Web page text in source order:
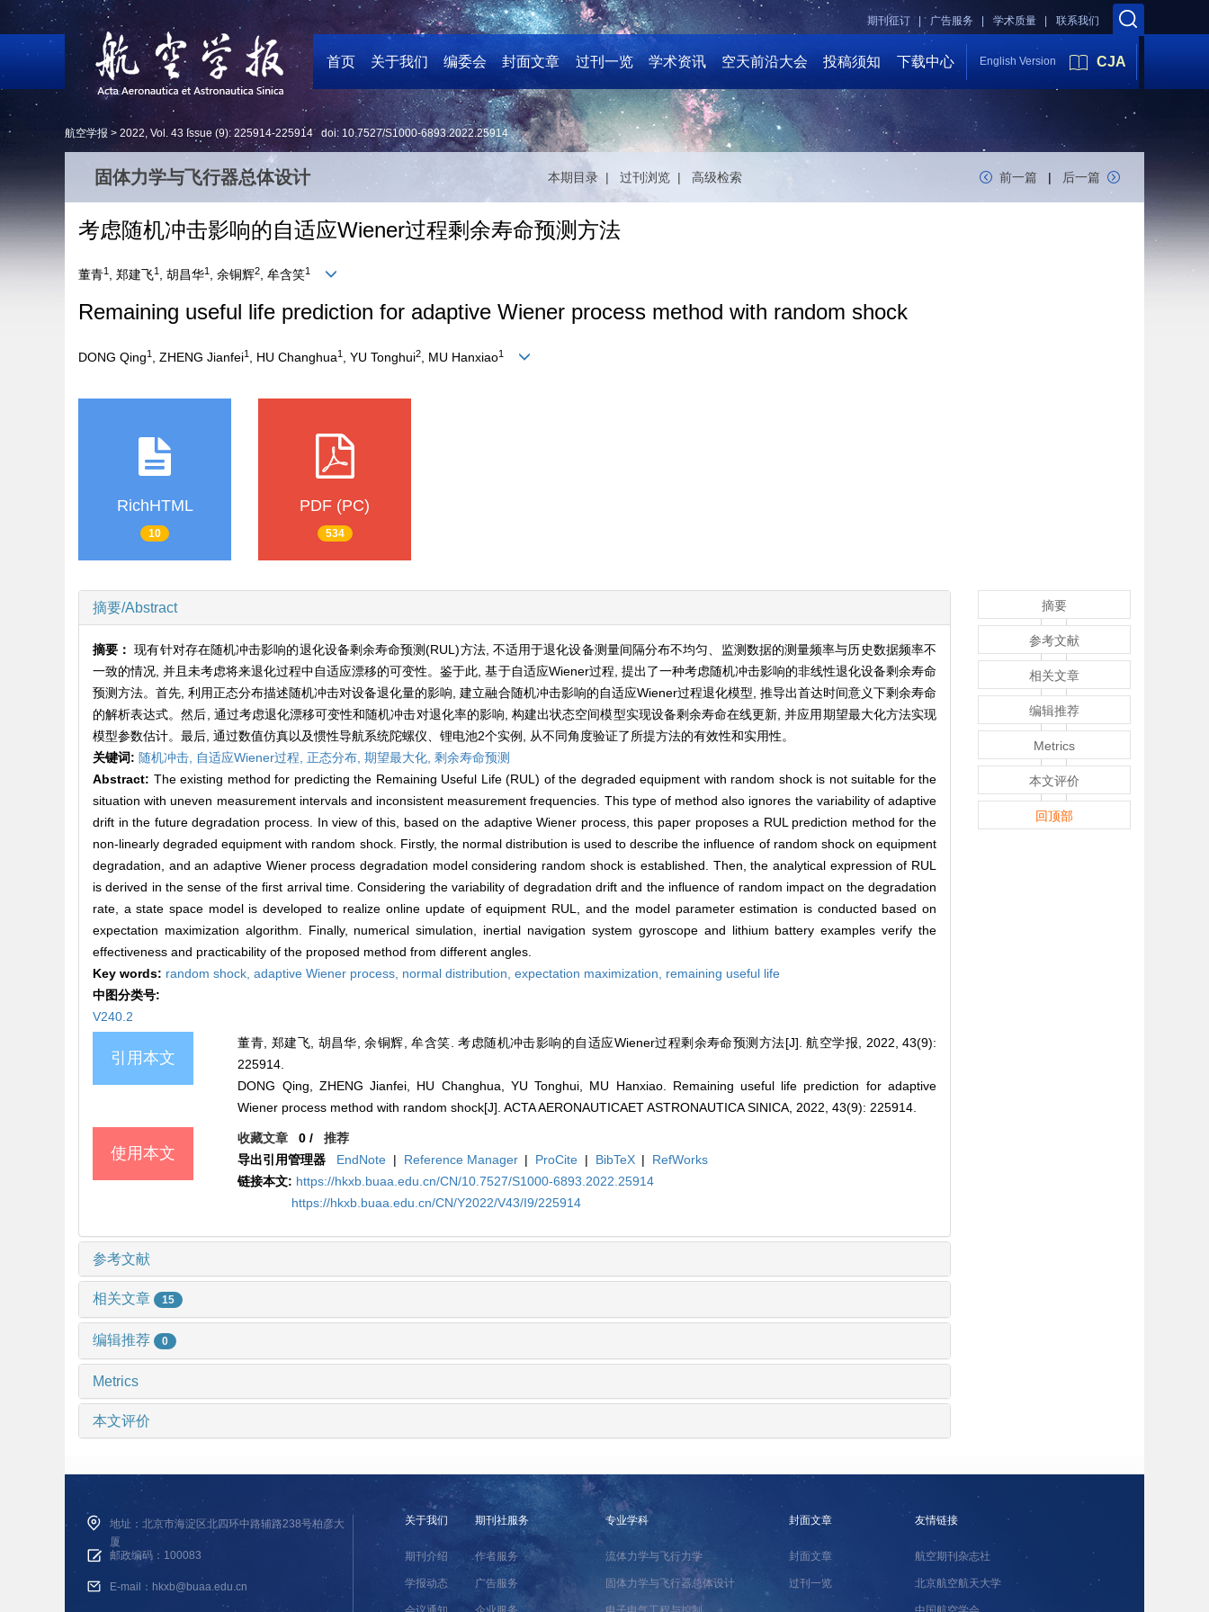
联系我们
学术质量 |
广告服务 |
期刊征订 |
首页 关于我们 编委会 封面文章 过刊一览 学术资讯 空天前沿大会 投稿须知 下载中心 English Version CJA
航空学报 > 2022, Vol. 43 Issue (9): 225914-225914 doi:10.7527/S1000-6893.2022.25914
固体力学与飞行器总体设计 本期目录 | 过刊浏览 | 高级检索 前一篇 | 后一篇
考虑随机冲击影响的自适应Wiener过程剩余寿命预测方法
董青1 , 郑建飞1 , 胡昌华1 , 余铜辉2, 牟含笑1
Remaining useful life prediction for adaptive Wiener process method with random shock
DONG Qing1 , ZHENG Jianfei1 , HU Changhua1 , YU Tonghui2 , MU Hanxiao1
RichHTML
10
PDF (PC)
534
摘要/Abstract
摘要：现有针对存在随机冲击影响的退化设备剩余寿命预测(RUL)方法, 不适用于退化设备测量间隔分布不均匀、监测数据的测量频率与历史数据频率不
一致的情况, 并且未考虑将来退化过程中自适应漂移的可变性。鉴于此, 基于自适应Wiener过程, 提出了一种考虑随机冲击影响的非线性退化设备剩余寿命
预测方法。首先, 利用正态分布描述随机冲击对设备退化量的影响, 建立融合随机冲击影响的自适应Wiener过程退化模型, 推导出首达时间意义下剩余寿命
的解析表达式。然后, 通过考虑退化漂移可变性和随机冲击对退化率的影响, 构建出状态空间模型实现设备剩余寿命在线更新, 并应用期望最大化方法实现
模型参数估计。最后, 通过数值仿真以及惯性导航系统陀螺仪、锂电池2个实例, 从不同角度验证了所提方法的有效性和实用性。
关键词: 随机冲击, 自适应Wiener过程, 正态分布, 期望最大化, 剩余寿命预测
Abstract: The existing method for predicting the Remaining Useful Life (RUL) of the degraded equipment with random shock is not suitable for the
situation with uneven measurement intervals and inconsistent measurement frequencies. This type of method also ignores the variability of adaptive
drift in the future degradation process. In view of this, based on the adaptive Wiener process, this paper proposes a RUL prediction method for the
non-linearly degraded equipment with random shock. Firstly, the normal distribution is used to describe the influence of random shock on equipment
degradation, and an adaptive Wiener process degradation model considering random shock is established. Then, the analytical expression of RUL
is derived in the sense of the first arrival time. Considering the variability of degradation drift and the influence of random impact on the degradation
rate, a state space model is developed to realize online update of equipment RUL, and the model parameter estimation is conducted based on
expectation maximization algorithm. Finally, numerical simulation, inertial navigation system gyroscope and lithium battery examples verify the
effectiveness and practicability of the proposed method from different angles.
Key words: random shock, adaptive Wiener process, normal distribution, expectation maximization, remaining useful life
中图分类号:
V240.2
引用本文
董青, 郑建飞, 胡昌华, 余铜辉, 牟含笑. 考虑随机冲击影响的自适应Wiener过程剩余寿命预测方法[J]. 航空学报, 2022, 43(9):
225914.
DONG Qing, ZHENG Jianfei, HU Changhua, YU Tonghui, MU Hanxiao. Remaining useful life prediction for adaptive
Wiener process method with random shock[J]. ACTA AERONAUTICAET ASTRONAUTICA SINICA, 2022, 43(9): 225914.
使用本文
收藏文章 0 /推荐
导出引用管理器
EndNote | Reference Manager | ProCite | BibTeX |
RefWorks
链接本文: https://hkxb.buaa.edu.cn/CN/10.7527/S1000-6893.2022.25914
https://hkxb.buaa.edu.cn/CN/Y2022/V43/I9/225914
参考文献
相关文章 15
编辑推荐 0
Metrics
本文评价
摘要
参考文献
相关文章
编辑推荐
Metrics
本文评价
回顶部
地址：北京市海淀区北四环中路辅路238号柏彦大
厦
邮政编码：100083
E-mail：hkxb@buaa.edu.cn
关于我们
期刊介绍
学报动态
期刊社服务
作者服务
广告服务
专业学科
流体力学与飞行力学
固体力学与飞行器总体设计
封面文章
封面文章
过刊一览
友情链接
航空期刊杂志社
北京航空航天大学